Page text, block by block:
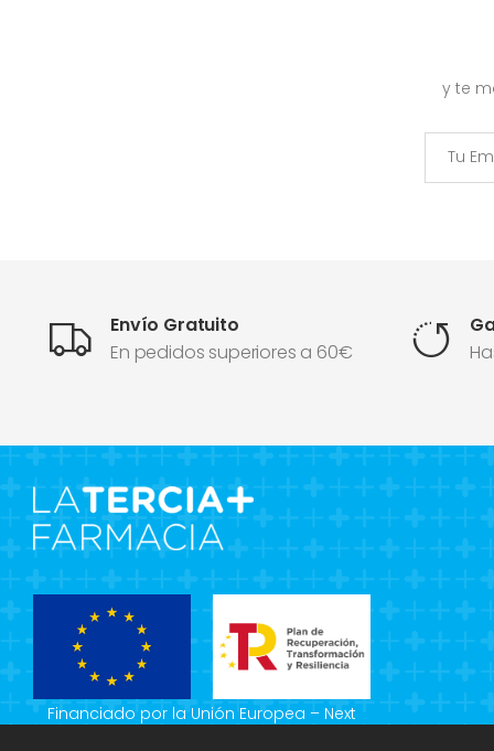
y te
Envío Gratuito
En pedidos superiores a 60€
Financiado por la Unión Europea – Next